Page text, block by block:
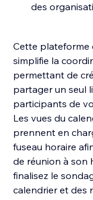
des
Cette plateforme
simplifie la
permettant de
partager un seul
participants de
Les vues du
prennent en
fuseau horaire
de réunion à son
finalisez le
calendrier et des